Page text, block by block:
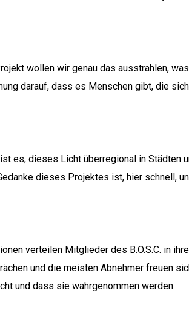
wollen wir genau das ausstrahlen,
darauf, dass es Menschen gibt, die
es, dieses Licht überregional in Städten
dieses Projektes ist, hier schnell,
verteilen Mitglieder des B.O.S.C. in
und die meisten Abnehmer freuen
und dass sie wahrgenommen werden.